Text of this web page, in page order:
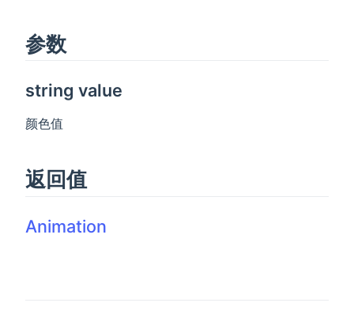
参数
string value
颜色值
返回值
Animation